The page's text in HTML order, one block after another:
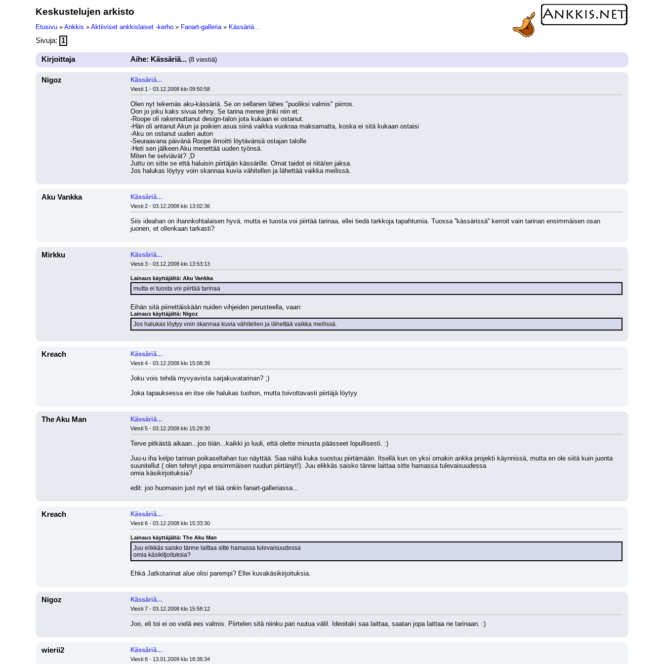
Keskustelujen arkisto
Etusivu » Ankkis » Aktiiviset ankkislaiset -kerho » Fanart-galleria » Kässäriä...
Sivuja: 1
Kirjoittaja Aihe: Kässäriä... (8 viestiä)
Nigoz Kässäriä...
Viesti 1 - 03.12.2008 klo 09:50:58
Olen nyt tekemäs aku-kässäriä. Se on sellanen lähes "puoliksi valmis" piirros.
Oon jo joku kaks sivua tehny. Se tarina menee jtnki niin et:
-Roope oli rakennuttanut design-talon jota kukaan ei ostanut.
-Hän oli antanut Akun ja poikien asua siinä vaikka vuokraa maksamatta, koska ei sitä kukaan ostaisi
-Aku on ostanut uuden auton
-Seuraavana päivänä Roope ilmoitti löytävänsä ostajan talolle
-Heti sen jälkeen Aku menettää uuden työnsä.
Miten he selviävät? ;D
Juttu on sitte se että haluisin piirtäjän kässärille. Omat taidot ei riitä/en jaksa.
Jos halukas löytyy voin skannaa kuvia vähitellen ja lähettää vaikka meilissä.
Aku Vankka Kässäriä...
Viesti 2 - 03.12.2008 klo 13:02:36
Siis ideahan on ihannkohtalaisen hyvä, mutta ei tuosta voi piirtää tarinaa, ellei tiedä tarkkoja tapahtumia. Tuossa ''kässärissä'' kerroit vain tarinan ensimmäisen osan
juonen, et ollenkaan tarkasti?
Mirkku Kässäriä...
Viesti 3 - 03.12.2008 klo 13:53:13
Lainaus käyttäjältä: Aku Vankka
mutta ei tuosta voi piirtää tarinaa
Eihän sitä piirrettäiskään nuiden vihjeiden perusteella, vaan:
Lainaus käyttäjältä: Nigoz
Jos halukas löytyy voin skannaa kuvia vähitellen ja lähettää vaikka meilissä.
Kreach Kässäriä...
Viesti 4 - 03.12.2008 klo 15:08:39
Joku vois tehdä myvyavista sarjakuvatarinan? ;)
Joka tapauksessa en itse ole halukas tuohon, mutta toivottavasti piirtäjä löytyy.
The Aku Man Kässäriä...
Viesti 5 - 03.12.2008 klo 15:29:30
Terve pitkästä aikaan...joo tiiän...kaikki jo luuli, että olette minusta päässeet lopullisesti. :)
Juu-u iha kelpo tarinan poikaseltahan tuo näyttää. Saa nähä kuka suostuu piirtämään. Itsellä kun on yksi omakin ankka projekti käynnissä, mutta en ole siitä kuin juonta
suunitellut ( olen tehnyt jopa ensimmäisen ruudun piirtänyt!). Juu elikkäs saisko tänne laittaa sitte hamassa tulevaisuudessa
omia käsikirjoituksia?
edit: joo huomasin just nyt et tää onkin fanart-galleriassa...
Kreach Kässäriä...
Viesti 6 - 03.12.2008 klo 15:33:30
Lainaus käyttäjältä: The Aku Man
Juu elikkäs saisko tänne laittaa sitte hamassa tulevaisuudessa
omia käsikitjoituksia?
Ehkä Jatkotarinat alue olisi parempi? Ellei kuvakäsikirjoituksia.
Nigoz Kässäriä...
Viesti 7 - 03.12.2008 klo 15:58:12
Joo, eli toi ei oo vielä ees valmis. Piirtelen sitä niinku pari ruutua välil. Ideoitaki saa laittaa, saatan jopa laittaa ne tarinaan. :)
wierii2 Kässäriä...
Viesti 8 - 13.01.2009 klo 18:38:34